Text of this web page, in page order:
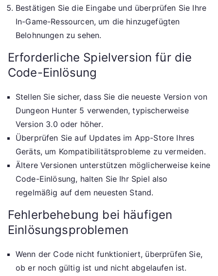
Bestätigen Sie die Eingabe und überprüfen Sie Ihre
In-Game-Ressourcen, um die hinzugefügten
Belohnungen zu sehen.
Erforderliche Spielversion für die
Code-Einlösung
Stellen Sie sicher, dass Sie die neueste Version von
Dungeon Hunter 5 verwenden, typischerweise
Version 3.0 oder höher.
Überprüfen Sie auf Updates im App-Store Ihres
Geräts, um Kompatibilitätsprobleme zu vermeiden.
Ältere Versionen unterstützen möglicherweise keine
Code-Einlösung, halten Sie Ihr Spiel also
regelmäßig auf dem neuesten Stand.
Fehlerbehebung bei häufigen
Einlösungsproblemen
Wenn der Code nicht funktioniert, überprüfen Sie,
ob er noch gültig ist und nicht abgelaufen ist.